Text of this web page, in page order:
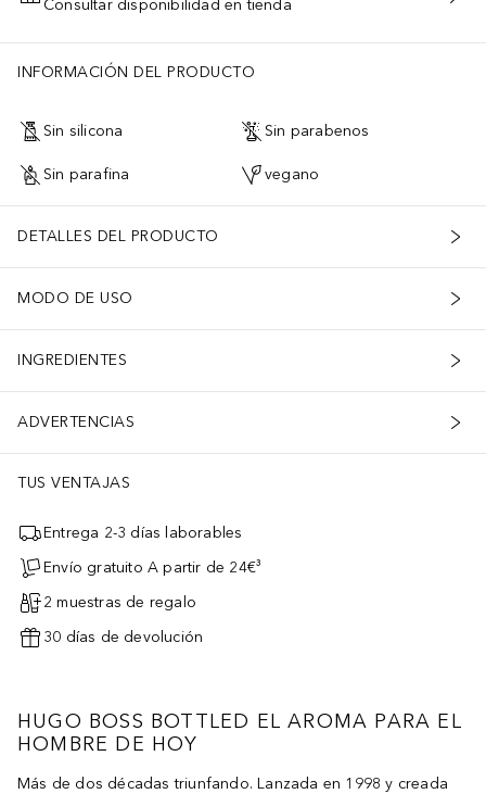
AÑADIR AL CARRITO
Consultar disponibilidad en tienda
INFORMACIÓN DEL PRODUCTO
Sin silicona Sin parabenos
Sin parafina vegano
DETALLES DEL PRODUCTO
MODO DE USO
INGREDIENTES
ADVERTENCIAS
TUS VENTAJAS
Entrega 2-3 días laborables
Envío gratuito A partir de 24€³
2 muestras de regalo
30 días de devolución
HUGO BOSS BOTTLED EL AROMA PARA EL
HOMBRE DE HOY
Más de dos décadas triunfando. Lanzada en 1998 y creada